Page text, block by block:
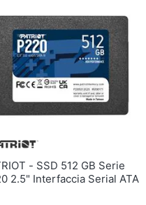
512 GB Serie
ATA